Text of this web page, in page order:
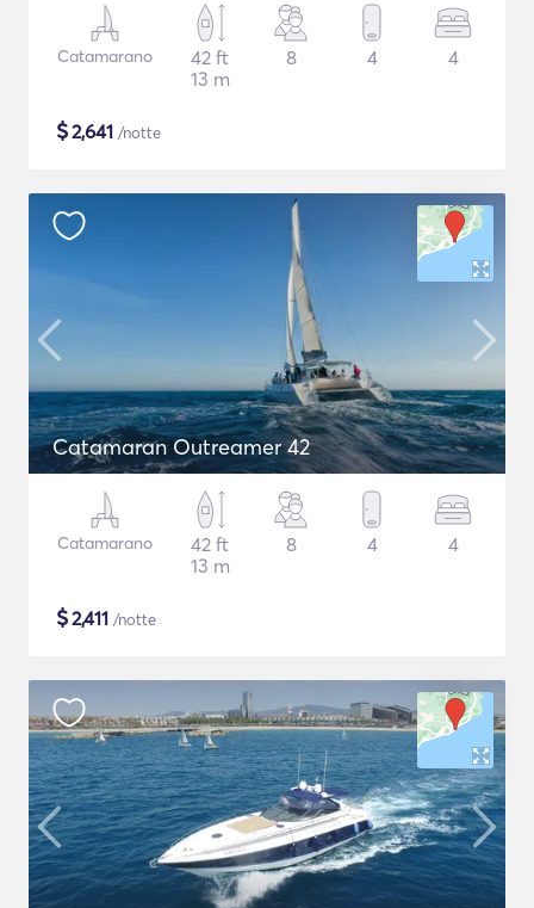
Catamarano
42 ft
13 m
8 4 4
$2,641 /notte
Catamaran Outreamer 42
Catamarano
42 ft
13 m
8 4 4
$2,411 /notte